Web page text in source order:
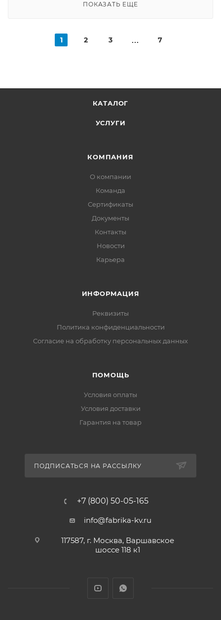
ПОКАЗАТЬ ЕЩЕ
1 2 3 7
КАТАЛОГ
УСЛУГИ
КОМПАНИЯ
О компании
Команда
Сертификаты
Документы
Контакты
Новости
Карьера
ИНФОРМАЦИЯ
Реквизиты
Политика конфиденциальности
Cогласие на обработку персональных данных
ПОМОЩЬ
Условия оплаты
Условия доставки
Гарантия на товар
ПОДПИСАТЬСЯ НА РАССЫЛКУ
+7 (800) 50-05-165
info@fabrika-kv.ru
117587, г. Москва, Варшавское
шоссе 118 к1